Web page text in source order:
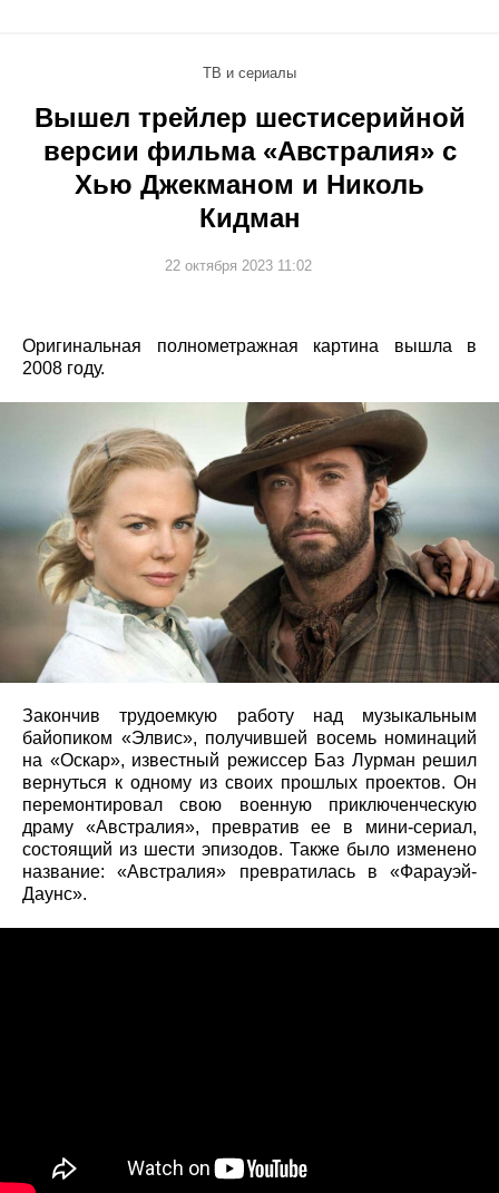
ТВ и сериалы
Вышел трейлер шестисерийной
версии фильма «Австралия» с
Хью Джекманом и Николь
Кидман
22 октября 2023 11:02
Оригинальная полнометражная картина вышла в
2008 году.
Закончив трудоемкую работу над музыкальным
байопиком «Элвис», получившей восемь номинаций
на «Оскар», известный режиссер Баз Лурман решил
вернуться к одному из своих прошлых проектов. Он
перемонтировал свою военную приключенческую
драму «Австралия», превратив ее в мини-сериал,
состоящий из шести эпизодов. Также было изменено
название: «Австралия» превратилась в «Фарауэй-
Даунс».